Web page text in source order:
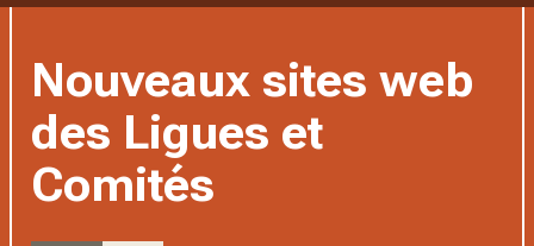
Nouveaux sites web
des Ligues et
Comités